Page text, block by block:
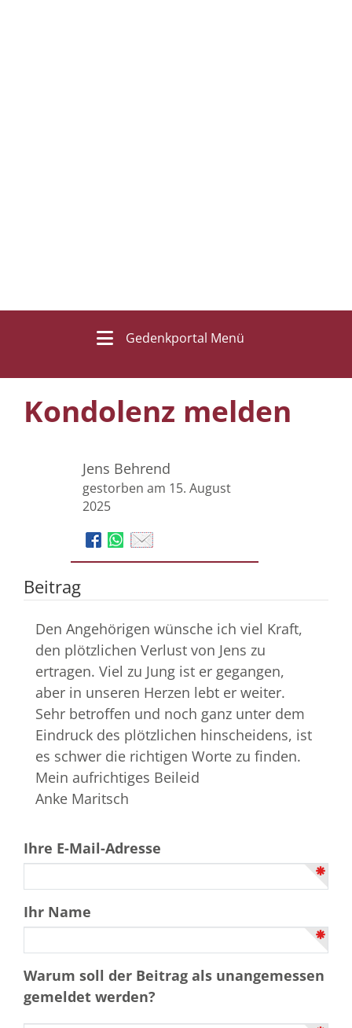
Gedenkportal Menü
Kondolenz melden
Jens Behrend
gestorben am 15. August
2025
Beitrag
Den Angehörigen wünsche ich viel Kraft,
den plötzlichen Verlust von Jens zu
ertragen. Viel zu Jung ist er gegangen,
aber in unseren Herzen lebt er weiter.
Sehr betroffen und noch ganz unter dem
Eindruck des plötzlichen hinscheidens, ist
es schwer die richtigen Worte zu finden.
Mein aufrichtiges Beileid
Anke Maritsch
Ihre E-Mail-Adresse
Ihr Name
Warum soll der Beitrag als unangemessen
gemeldet werden?